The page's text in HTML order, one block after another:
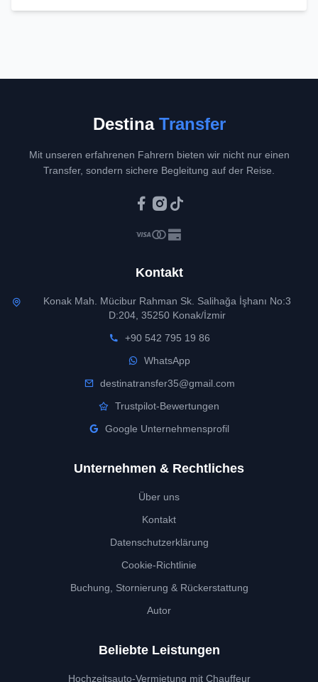
Izmir unbedingt sehen sollten...
DestinaTransfer
Mit unseren erfahrenen Fahrern bieten wir nicht nur einen
Transfer, sondern sichere Begleitung auf der Reise.
Kontakt
Konak Mah. Mücibur Rahman Sk. Salihağa İşhanı No:3
D:204, 35250 Konak/İzmir
+90 542 795 19 86
WhatsApp
destinatransfer35@gmail.com
Trustpilot-Bewertungen
Google Unternehmensprofil
Unternehmen & Rechtliches
Über uns
Kontakt
Datenschutzerklärung
Cookie-Richtlinie
Buchung, Stornierung & Rückerstattung
Autor
Beliebte Leistungen
Hochzeitsauto-Vermietung mit Chauffeur